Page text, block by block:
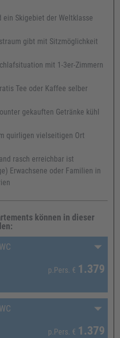
Skigebiet der Weltklasse
gibt mit Sitzmöglichkeit
mit 1-3er-Zimmern
Tee oder Kaffee selber
gekauften Getränke kühl
quirligen vielseitigen Ort
rasch erreichbar ist
Erwachsene oder Familien in
können in dieser
p.Pers. € 1.379
p.Pers. € 1.379